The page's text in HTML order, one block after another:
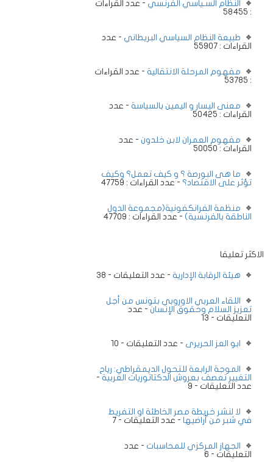
النظام السـياسي الفرنسي - عدد القراءات
: 58455
طبيعة النظام السياسي البريطاني - عدد
القراءات : 55907
مفهوم المرحلة الانتقالية - عدد القراءات
: 53785
معنى اليسار و اليمين بالسياسة - عدد
القراءات : 50425
مفهوم العمران لابن خلدون - عدد
القراءات : 50050
ما هى البورصة ؟ و كيف تعمل؟ وكيف
تؤثر على الاقتصاد؟ - عدد القراءات : 47759
منظمة الفرانكفونية(مجموعة الدول
الناطقة بالفرنسية) - عدد القراءات : 47709
الاكثر تعليقا
هيئة الرقابة الإدارية - عدد التعليقات - 38
اللقاء العربي الاوروبي بتونس من أجل
تعزيز السلام وحقوق الإنسان - عدد
التعليقات - 13
ابو العز الحريرى - عدد التعليقات - 10
الموجة الرابعة للتحول الديمقراطي: رياح
التغيير تعصف بعروش الدكتاتوريات العربية -
عدد التعليقات - 9
لا لنشر خريطة مصر الخاطئة او التفريط
في شبر من أراضيها - عدد التعليقات - 7
الجهاز المركزي للمحاسبات - عدد
التعليقات - 6